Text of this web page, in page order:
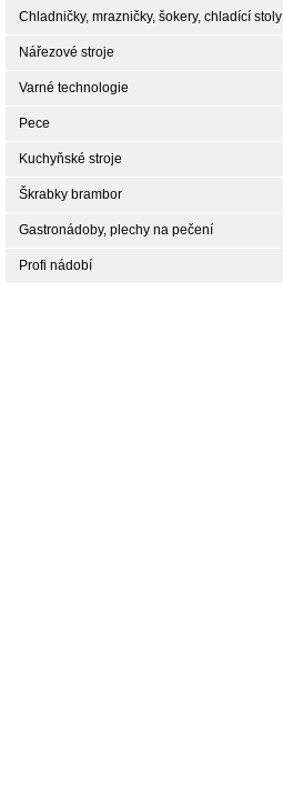
Chladničky, mrazničky, šokery, chladící stoly
Nářezové stroje
Varné technologie
Pece
Kuchyňské stroje
Škrabky brambor
Gastronádoby, plechy na pečení
Profi nádobí